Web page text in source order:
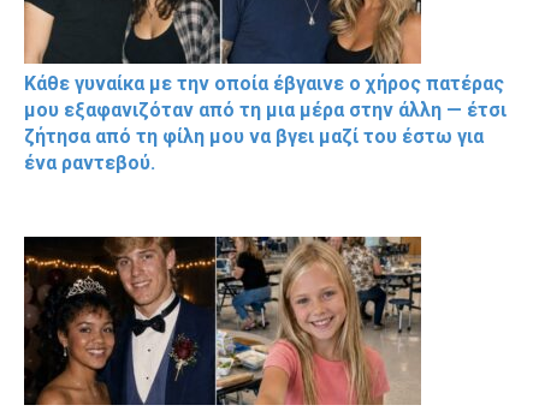
Κάθε γυναίκα με την οποία έβγαινε ο χήρος πατέρας
μου εξαφανιζόταν από τη μια μέρα στην άλλη — έτσι
ζήτησα από τη φίλη μου να βγει μαζί του έστω για
ένα ραντεβού.